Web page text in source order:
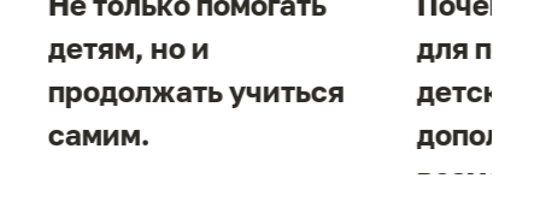
детям, но и
продолжать учиться
самим.
для